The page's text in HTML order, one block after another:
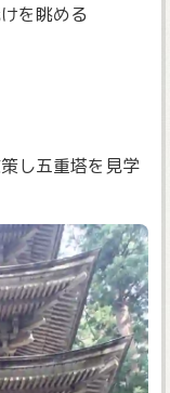
を眺める
し五重塔を見学